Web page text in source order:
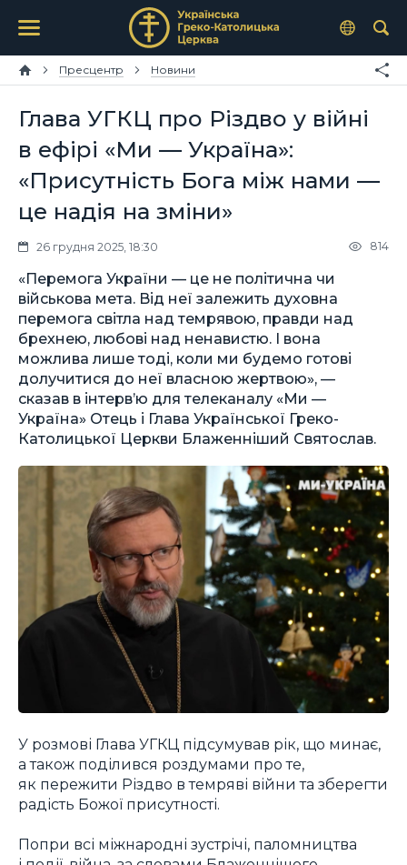
Пресцентр Новини
Глава УГКЦ про Різдво у війні
в ефірі «Ми — Україна»:
«Присутність Бога між нами —
це надія на зміни»
26 грудня 2025, 18:30 814
«Перемога України — це не політична чи
військова мета. Від неї залежить духовна
перемога світла над темрявою, правди над
брехнею, любові над ненавистю. І вона
можлива лише тоді, коли ми будемо готові
долучитися до неї власною жертвою», —
сказав в інтерв’ю для телеканалу «Ми —
Україна» Отець і Глава Української Греко-
Католицької Церкви Блаженніший Святослав.
У розмові Глава УГКЦ підсумував рік, що минає,
а також поділився роздумами про те,
як пережити Різдво в темряві війни та зберегти
радість Божої присутності.
Попри всі міжнародні зустрічі, паломництва